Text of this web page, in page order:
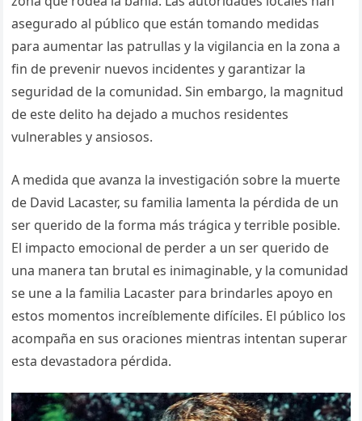
asegurado al público que están tomando medidas
para aumentar las patrullas y la vigilancia en la zona a
fin de prevenir nuevos incidentes y garantizar la
seguridad de la comunidad. Sin embargo, la magnitud
de este delito ha dejado a muchos residentes
vulnerables y ansiosos.
A medida que avanza la investigación sobre la muerte
de David Lacaster, su familia lamenta la pérdida de un
ser querido de la forma más trágica y terrible posible.
El impacto emocional de perder a un ser querido de
una manera tan brutal es inimaginable, y la comunidad
se une a la familia Lacaster para brindarles apoyo en
estos momentos increíblemente difíciles. El público los
acompaña en sus oraciones mientras intentan superar
esta devastadora pérdida.